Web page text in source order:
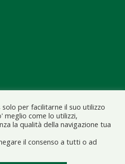
per facilitarne il suo utilizzo
meglio come lo utilizzi,
la qualità della navigazione tua
il consenso a tutti o ad